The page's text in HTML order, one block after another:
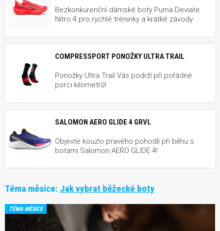
Bezkonkurenční dámské boty Puma Deviate
Nitro 4 pro rychlé tréninky a krátké závody.
COMPRESSPORT PONOŽKY ULTRA TRAIL
Ponožky Ultra Trail Vás podrží při pořádné
porci kilometrů!
SALOMON AERO GLIDE 4 GRVL
Objevte kouzlo pravého pohodlí při běhu s
botami Salomon AERO GLIDE 4!
Téma měsíce: Jak vybrat běžecké boty
TÉMA MĚSÍCE